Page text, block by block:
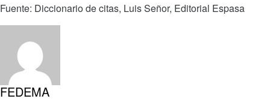
Fuente: Diccionario de citas, Luis Señor, Editorial Espasa
FEDEMA